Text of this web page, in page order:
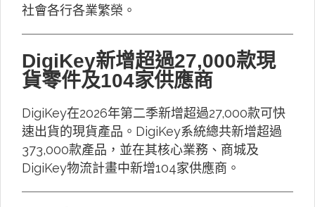
社會各行各業繁榮。
DigiKey新增超過27,000款現
貨零件及104家供應商
DigiKey在2026年第二季新增超過27,000款可快
速出貨的現貨產品。DigiKey系統總共新增超過
373,000款產品，並在其核心業務、商城及
DigiKey物流計畫中新增104家供應商。